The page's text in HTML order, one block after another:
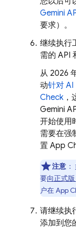
Gemini
要求）。
继续执行
需的 API
从 2026
动针对 AI
Check ，
Gemini
开始使用
需要在强
置 App
注意 ：
要向正式版
户在App
请继续执
添加到您